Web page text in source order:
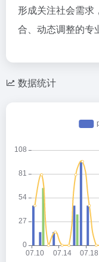
形成关注社会需求
合、动态调整的专
数据统计